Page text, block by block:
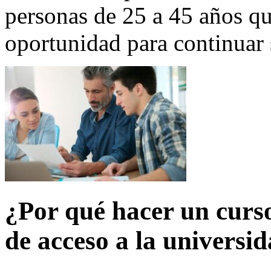
personas de 25 a 45 años
oportunidad para continuar
¿Por qué hacer un
de acceso a la